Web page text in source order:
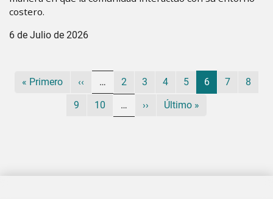
costero.
6 de Julio de 2026
Primera página
« Primero Página anterior
‹‹ … Página
2 Página
3 Página
4 Página
5 Página actual
6 Página
7
8
Página
9 Página
10 … Siguiente página
›› Última página
Último »